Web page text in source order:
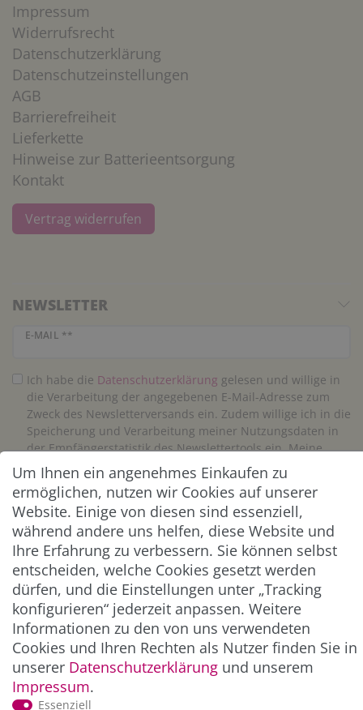
Impressum
Widerrufsrecht
Datenschutzerklärung
Datenschutzeinstellungen
AGB
Barrierefreiheit
Lieferkette
Hinweise zur Batterieentsorgung
Kontakt
Vertrag widerrufen
NEWSLETTER
E-MAIL **
Newsletter Honig
Ich habe die Daten­schutz­erklärung gelesen und willige in
die Verarbeitung der angegebenen E-Mail-Adresse zum
Zweck des Newsletterversands ein. Zudem willige ich in die
Speicherung und Verarbeitung meiner Nutzungsdaten in
der Empfängerstatistik des Newslettertools ein. Meine
Einwilligung kann ich jederzeit widerrufen. Eine
Abmeldung vom Newsletter ist jederzeit möglich.**
Abonnieren
** Hierbei handelt es sich um ein Pflichtfeld.
ZAHLUNG & VERSAND
Um Ihnen ein angenehmes Einkaufen zu
ermöglichen, nutzen wir Cookies auf unserer
Website. Einige von diesen sind essenziell,
während andere uns helfen, diese Website und
Ihre Erfahrung zu verbessern. Sie können selbst
entscheiden, welche Cookies gesetzt werden
dürfen, und die Einstellungen unter „Tracking
konfigurieren“ jederzeit anpassen. Weitere
Informationen zu den von uns verwendeten
Cookies und Ihren Rechten als Nutzer finden Sie in
unserer Daten­schutz­erklärung und unserem
Impressum.
Essenziell